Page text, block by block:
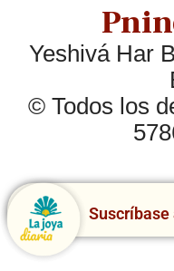
Yeshivá Har
© Todos los